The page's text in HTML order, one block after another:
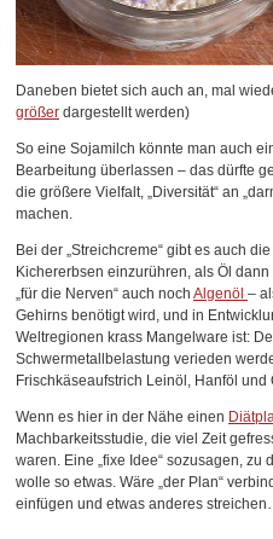
Daneben bietet sich auch an, mal
größer dargestellt werden)
So eine Sojamilch könnte man auch
Bearbeitung überlassen – das dürfte
die größere Vielfalt, „Diversität“ an
machen.
Bei der „Streichcreme“ gibt es auch
Kichererbsen einzurühren, als Öl
„für die Nerven“ auch noch Algenöl –
Gehirns benötigt wird, und in
Weltregionen krass Mangelware ist:
Schwermetallbelastung verieden
Frischkäseaufstrich Leinöl, Hanföl und
Wenn es hier in der Nähe einen
Machbarkeitsstudie, die viel Zeit
waren. Eine „fixe Idee“ sozusagen,
wolle so etwas. Wäre „der Plan“
einfügen und etwas anderes